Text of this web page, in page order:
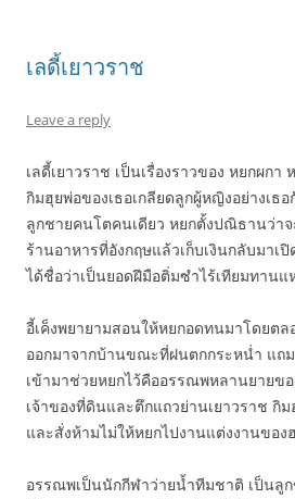
เลดี้เยาวราช
Leave a reply
เลดี้เยาวราช เป็นเรื่องราวของ หยกผกา
กิมฮุยพ่อของเธอเกลียดลูกผู้หญิงอย่างเธ
ลูกชายคนโตคนเดียว หยกตั้งปณิธานว่า
ร้านอาหารที่อังกฤษแล้วเก็บเงินกลับมาเ
ได้ชื่อว่าเป็นยอดฝีมือติ่มซำไร้เทียมทานแ
อี้เค็งพยายามสอนให้หยกอดทนมาโดยตล
ออกมาจากบ้านขณะที่ฝนตกกระหน่ำ แถ
เข้ามาช่วยหยกไว้คืออรรณพหลานยายข
เจ้าของที่ดินและตึกแถวย่านเยาวราช กิ
และสั่งห้ามไม่ให้หยกไปงานแต่งงานของ
อรรณพเป็นนักกีฬาว่ายน้ำทีมชาติ เป็นลู